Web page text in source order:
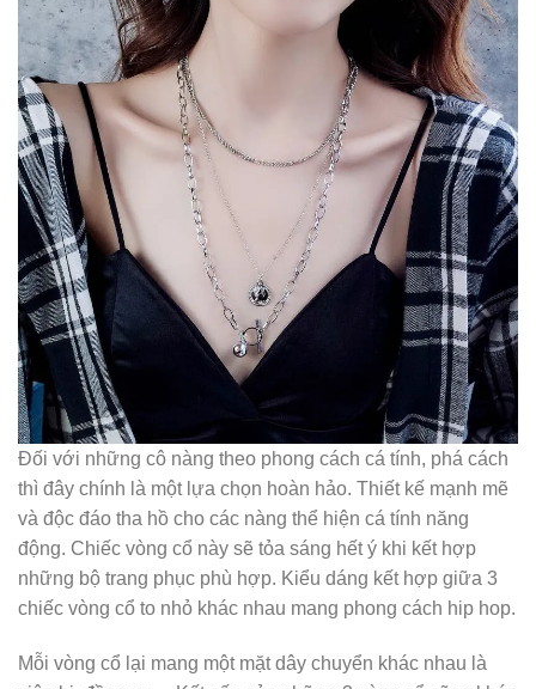
Đối với những cô nàng theo phong cách cá tính, phá cách
thì đây chính là một lựa chọn hoàn hảo. Thiết kế mạnh mẽ
và độc đáo tha hồ cho các nàng thể hiện cá tính năng
động. Chiếc vòng cổ này sẽ tỏa sáng hết ý khi kết hợp
những bộ trang phục phù hợp. Kiểu dáng kết hợp giữa 3
chiếc vòng cổ to nhỏ khác nhau mang phong cách hip hop.
Mỗi vòng cổ lại mang một mặt dây chuyển khác nhau là